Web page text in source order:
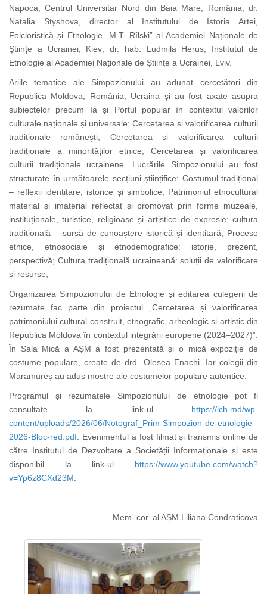
Napoca, Centrul Universitar Nord din Baia Mare, România; dr.
Natalia Styshova, director al Institutului de Istoria Artei,
Folcloristică și Etnologie „M.T. Rîlski” al Academiei Naționale de
Științe a Ucrainei, Kiev; dr. hab. Ludmila Herus, Institutul de
Etnologie al Academiei Naționale de Științe a Ucrainei, Lviv.
Ariile tematice ale Simpozionului au adunat cercetători din
Republica Moldova, România, Ucraina și au fost axate asupra
subiectelor precum Ia și Portul popular în contextul valorilor
culturale naționale și universale; Cercetarea și valorificarea culturii
tradiționale românești; Cercetarea și valorificarea culturii
tradiționale a minorităților etnice; Cercetarea și valorificarea
culturii tradiționale ucrainene. Lucrările Simpozionului au fost
structurate în următoarele secțiuni științifice: Costumul tradițional
– reflexii identitare, istorice și simbolice; Patrimoniul etnocultural
material și imaterial reflectat și promovat prin forme muzeale,
instituționale, turistice, religioase și artistice de expresie; cultura
tradițională – sursă de cunoaștere istorică și identitară; Procese
etnice, etnosociale și etnodemografice: istorie, prezent,
perspectivă; Cultura tradițională ucraineană: soluții de valorificare
și resurse;
Organizarea Simpozionului de Etnologie și editarea culegerii de
rezumate fac parte din proiectul „Cercetarea și valorificarea
patrimoniului cultural construit, etnografic, arheologic și artistic din
Republica Moldova în contextul integrării europene (2024–2027)”.
În Sala Mică a AȘM a fost prezentată și o mică expoziție de
costume populare, create de drd. Olesea Enachi. Iar colegii din
Maramureș au adus mostre ale costumelor populare autentice.
Programul și rezumatele Simpozionului de etnologie pot fi
consultate la link-ul https://ich.md/wp-
content/uploads/2026/06/Notograf_Prim-Simpozion-de-etnologie-
2026-Bloc-red.pdf . Evenimentul a fost filmat și transmis online de
către Institutul de Dezvoltare a Societății Informaționale și este
disponibil la link-ul https://www.youtube.com/watch?
v=Yp6z8CXd23M
Mem. cor. al AȘM Liliana Condraticova